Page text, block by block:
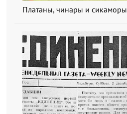
Платаны, чинары и сикаморы